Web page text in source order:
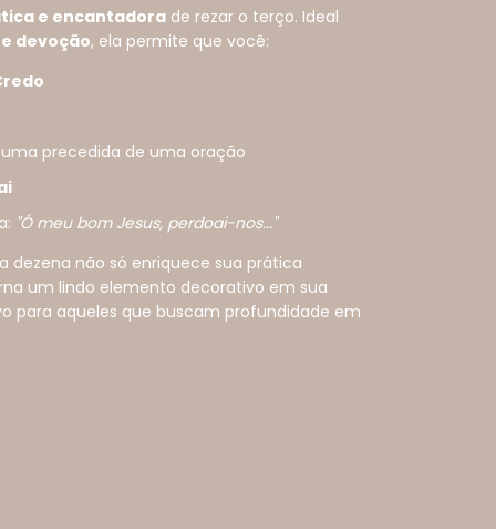
e encantadora de rezar o terço. Ideal
devoção, ela permite que você:
precedida de uma oração
"Ó meu bom Jesus, perdoai-nos..."
dezena não só enriquece sua prática
um lindo elemento decorativo em sua
para aqueles que buscam profundidade em